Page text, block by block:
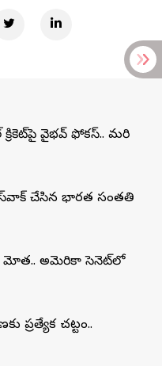
క్రికెట్‌పై వైభవ్ ఫోకస్.. మరి
చేసిన భారత సంతతి
మోత.. అమెరికా సెనెట్‌లో
ప్రత్యేక చట్టం..